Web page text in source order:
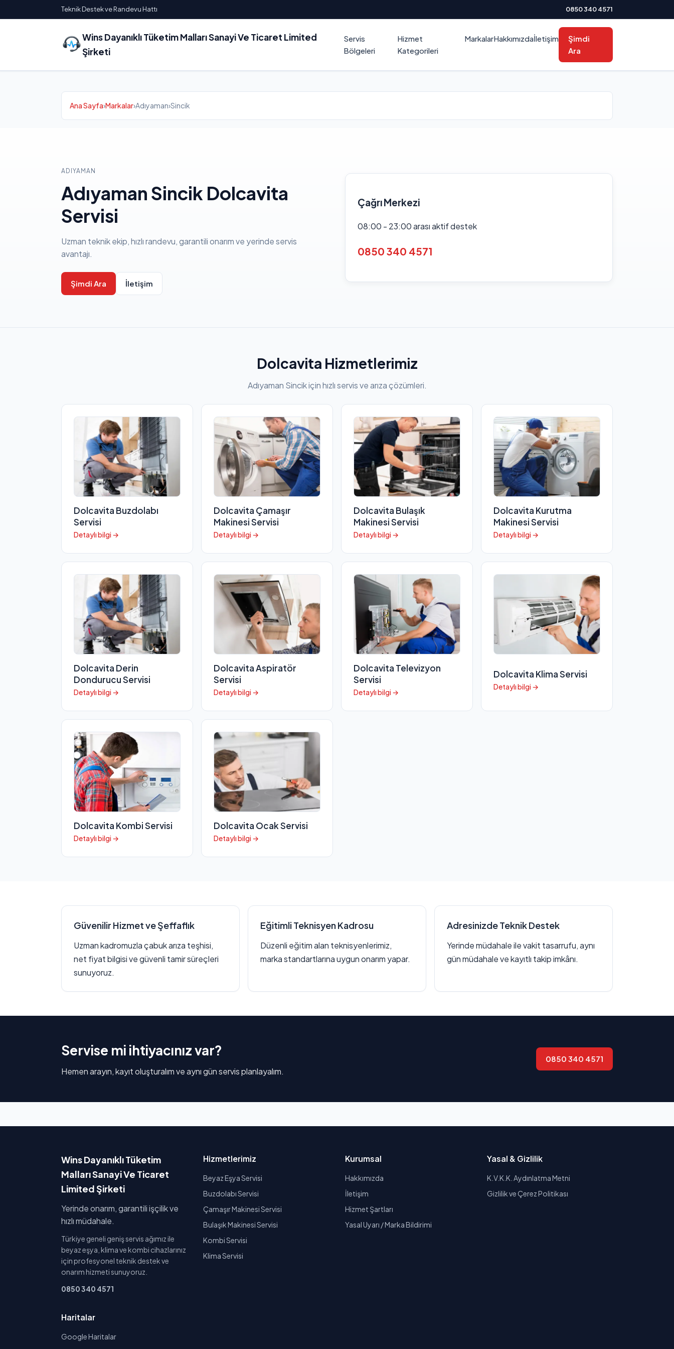
Teknik Destek ve Randevu Hattı 0850 340 4571
Wins Dayanıklı Tüketim Malları Sanayi Ve Ticaret Limited
Şirketi
Servis
Bölgeleri
Hizmet
Kategorileri
MarkalarHakkımızdaİletişim
Şimdi
Ara
Ana Sayfa›Markalar›Adıyaman›Sincik
ADIYAMAN
Adıyaman Sincik Dolcavita
Servisi
Uzman teknik ekip, hızlı randevu, garantili onarım ve yerinde servis
avantajı.
Şimdi Ara İletişim
Çağrı Merkezi
08:00 - 23:00 arası aktif destek
0850 340 4571
Dolcavita Hizmetlerimiz
Adıyaman Sincik için hızlı servis ve arıza çözümleri.
Dolcavita Buzdolabı
Servisi
Detaylı bilgi →
Dolcavita Çamaşır
Makinesi Servisi
Detaylı bilgi →
Dolcavita Bulaşık
Makinesi Servisi
Detaylı bilgi →
Dolcavita Kurutma
Makinesi Servisi
Detaylı bilgi →
Dolcavita Derin
Dondurucu Servisi
Detaylı bilgi →
Dolcavita Aspiratör
Servisi
Detaylı bilgi →
Dolcavita Televizyon
Servisi
Detaylı bilgi →
Dolcavita Klima Servisi
Detaylı bilgi →
Dolcavita Kombi Servisi
Detaylı bilgi →
Dolcavita Ocak Servisi
Detaylı bilgi →
Güvenilir Hizmet ve Şeffaflık
Uzman kadromuzla çabuk arıza teşhisi,
net fiyat bilgisi ve güvenli tamir süreçleri
sunuyoruz.
Eğitimli Teknisyen Kadrosu
Düzenli eğitim alan teknisyenlerimiz,
marka standartlarına uygun onarım yapar.
Adresinizde Teknik Destek
Yerinde müdahale ile vakit tasarrufu, aynı
gün müdahale ve kayıtlı takip imkânı.
Servise mi ihtiyacınız var?
Hemen arayın, kayıt oluşturalım ve aynı gün servis planlayalım.
0850 340 4571
Wins Dayanıklı Tüketim
Malları Sanayi Ve Ticaret
Limited Şirketi
Yerinde onarım, garantili işçilik ve
hızlı müdahale.
Türkiye geneli geniş servis ağımız ile
beyaz eşya, klima ve kombi cihazlarınız
için profesyonel teknik destek ve
onarım hizmeti sunuyoruz.
0850 340 4571
Hizmetlerimiz
Beyaz Eşya Servisi
Buzdolabı Servisi
Çamaşır Makinesi Servisi
Bulaşık Makinesi Servisi
Kombi Servisi
Klima Servisi
Kurumsal
Hakkımızda
İletişim
Hizmet Şartları
Yasal Uyarı / Marka Bildirimi
Yasal & Gizlilik
K.V.K.K. Aydınlatma Metni
Gizlilik ve Çerez Politikası
Haritalar
Google Haritalar